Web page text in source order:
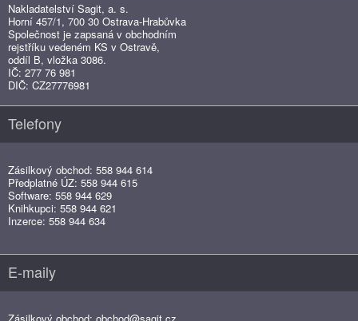
Nakladatelství Sagit, a. s.
Horní 457/1, 700 30 Ostrava-Hrabůvka
Společnost je zapsaná v obchodním
rejstříku vedeném KS v Ostravě,
oddíl B, vložka 3086.
IČ: 277 76 981
DIČ: CZ27776981
Telefony
Zásilkový obchod: 558 944 614
Předplatné ÚZ: 558 944 615
Software: 558 944 629
Knihkupci: 558 944 621
Inzerce: 558 944 634
E-maily